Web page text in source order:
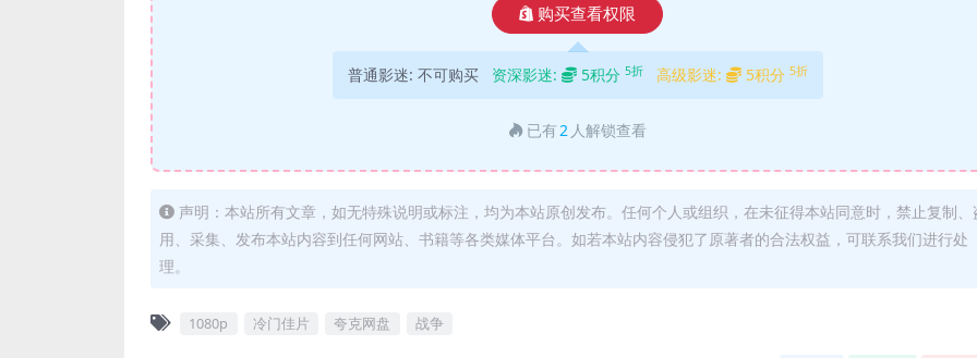
购买查看权限
普通影迷: 不可购买 资深影迷: 5积分 5折 高级影迷: 5积分 5折
已有2 人解锁查看
声明：本站所有文章，如无特殊说明或标注，均为本站原创发布。任何个人或组织，在未征得本站同意时，禁止复制、
用、采集、发布本站内容到任何网站、书籍等各类媒体平台。如若本站内容侵犯了原著者的合法权益，可联系我们进行处
理。
1080p 冷门佳片 夸克网盘 战争